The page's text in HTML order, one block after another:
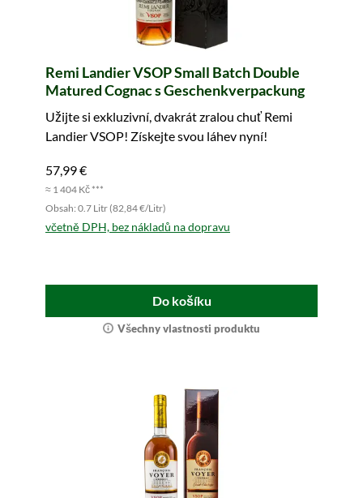
Remi Landier VSOP Small Batch Double
Matured Cognac s Geschenkverpackung
Užijte si exkluzivní, dvakrát zralou chuť Remi
Landier VSOP! Získejte svou láhev nyní!
57,99 €
≈ 1 404 Kč ***
Obsah: 0.7 Litr (82,84 €/Litr)
včetně DPH, bez nákladů na dopravu
Do košíku
Všechny vlastnosti produktu